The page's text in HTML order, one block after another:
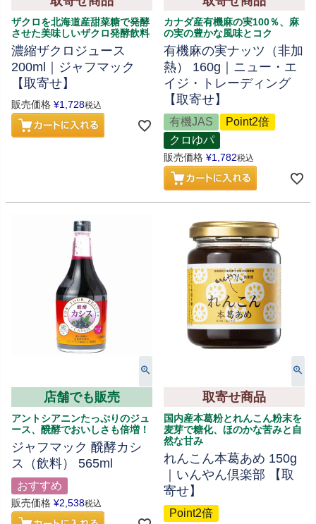
ザクロを北海道産甜菜糖で発酵
させた美味しいザクロ発酵飲料
濃縮ザクロジュース
200ml｜ジャフマック
【取寄せ】
販売価格 ¥1,728税込
カナダ産有機麻の実100％、麻
の実の豊かな風味とコク
有機麻の実ナッツ（非加
熱） 160g｜ニュー・エ
イジ・トレーディング
【取寄せ】
有機JAS
Point2倍
クロゆパ
販売価格 ¥1,782税込
店舗でも販売
アントシアニンたっぷりのジュ
ース、醗酵でおいしさも倍増！
ジャフマック 醗酵カシ
ス（飲料） 565ml
おすすめ
販売価格 ¥2,538税込
取寄せ商品
国内産本葛粉とれんこん粉末を
麦芽で糖化、ほのかな苦みと自
然な甘み
れんこん本葛あめ 150g
｜いんやん倶楽部 【取
寄せ】
Point2倍